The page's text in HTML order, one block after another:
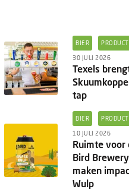
BIER
30 JULI 2026
Texels
tap
BIER
10 JULI 2026
Ruimte voor
Bird
maken
Wulp